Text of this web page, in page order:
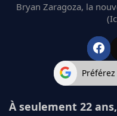
Bryan Zaragoza, la
À seulement 22